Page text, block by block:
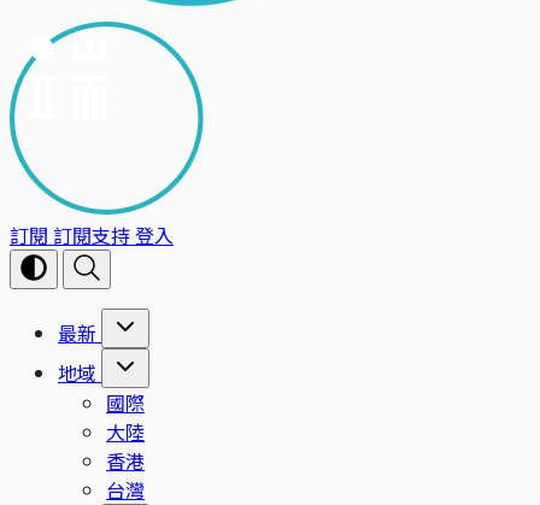
訂閱 訂閱支持登入
最新
地域
國際
大陸
香港
台灣